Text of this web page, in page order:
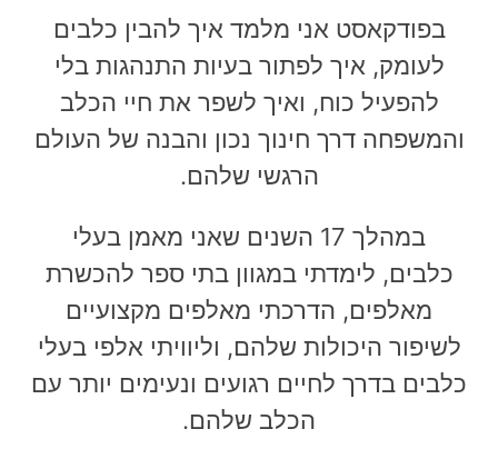
בפודקאסט אני מלמד איך להבין כלבים
לעומק, איך לפתור בעיות התנהגות בלי
להפעיל כוח, ואיך לשפר את חיי הכלב
והמשפחה דרך חינוך נכון והבנה של העולם
הרגשי שלהם.
במהלך 17 השנים שאני מאמן בעלי
כלבים, לימדתי במגוון בתי ספר להכשרת
מאלפים, הדרכתי מאלפים מקצועיים
לשיפור היכולות שלהם, וליוויתי אלפי בעלי
כלבים בדרך לחיים רגועים ונעימים יותר עם
הכלב שלהם.